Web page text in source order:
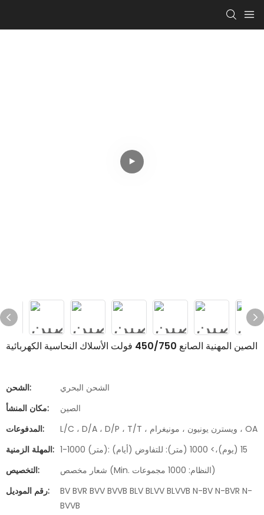
الصين المهنية الصانع 450/750 فولت الأسلاك النحاسية الكهربائية
الشحن:
الشحن البحري
مكان المنشأ:
الصين
المدفوعات:
L/C ، D/A ، D/P ، T/T ، ويسترن يونيون ، مونيغرام ، OA
المهلة الزمنية:
1-1000 (متر): 15 (يوم)،> 1000 (متر): للتفاوض (أيام)
التخصيص:
شعار مخصص (Min. النظام: 1000 مجموعات)
رقم الموديل:
BV BVR BVV BVVB BLV BLVV BLVVB N-BV N-BVR N-
BVVB